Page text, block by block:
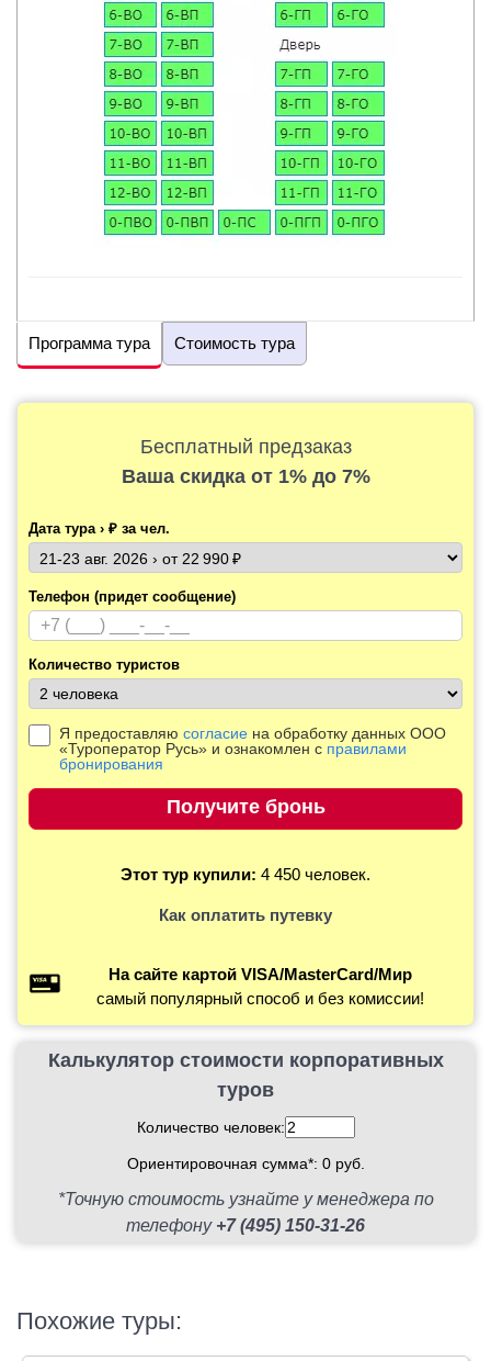
Программа тура Стоимость тура
Бесплатный предзаказ
Ваша скидка от 1% до 7%
Дата тура › ₽ за чел.
Телефон (придет сообщение)
Количество туристов
Я предоставляю согласие на обработку данных ООО
«Туроператор Русь» и ознакомлен с правилами
бронирования
Этот тур купили: 4 450 человек.
Как оплатить путевку
На сайте картой VISA/MasterCard/Мир
самый популярный способ и без комиссии!
Калькулятор стоимости корпоративных
туров
Количество человек:
Ориентировочная сумма*: 0 руб.
*Точную стоимость узнайте у менеджера по
телефону +7 (495) 150-31-26
Похожие туры: